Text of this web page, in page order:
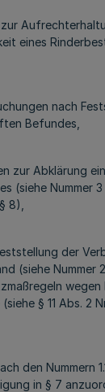
eines
nach
Befundes,
zur Abklärung
(siehe Nummer 3
8),
der
(siehe Nummer
wegen
§ 11 Abs. 2
den Nummern
in § 7